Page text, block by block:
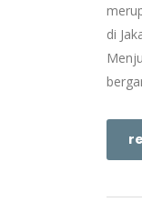
di